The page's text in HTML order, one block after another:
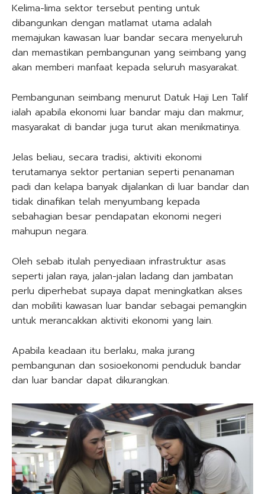
Kelima-lima sektor tersebut penting untuk
dibangunkan dengan matlamat utama adalah
memajukan kawasan luar bandar secara menyeluruh
dan memastikan pembangunan yang seimbang yang
akan memberi manfaat kepada seluruh masyarakat.
Pembangunan seimbang menurut Datuk Haji Len Talif
ialah apabila ekonomi luar bandar maju dan makmur,
masyarakat di bandar juga turut akan menikmatinya.
Jelas beliau, secara tradisi, aktiviti ekonomi
terutamanya sektor pertanian seperti penanaman
padi dan kelapa banyak dijalankan di luar bandar dan
tidak dinafikan telah menyumbang kepada
sebahagian besar pendapatan ekonomi negeri
mahupun negara.
Oleh sebab itulah penyediaan infrastruktur asas
seperti jalan raya, jalan-jalan ladang dan jambatan
perlu diperhebat supaya dapat meningkatkan akses
dan mobiliti kawasan luar bandar sebagai pemangkin
untuk merancakkan aktiviti ekonomi yang lain.
Apabila keadaan itu berlaku, maka jurang
pembangunan dan sosioekonomi penduduk bandar
dan luar bandar dapat dikurangkan.